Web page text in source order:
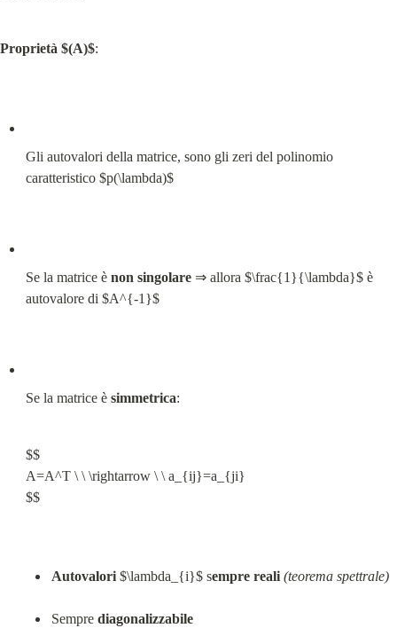
Proprietà $(A)$:
Gli autovalori della matrice, sono gli zeri del polinomio
caratteristico $p(\lambda)$
Se la matrice è non singolare ⇒ allora $\frac{1}{\lambda}$ è
autovalore di $A^{-1}$
Se la matrice è simmetrica:
$$
A=A^T \ \ \rightarrow \ \ a_{ij}=a_{ji}
$$
Autovalori $\lambda_{i}$ sempre reali (teorema spettrale)
Sempre diagonalizzabile